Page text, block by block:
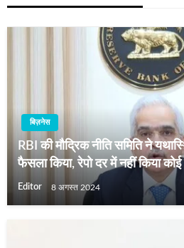
बिज़नेस
RBI की मौद्रिक नीति समिति ने
फैसला किया, रेपो दर में नहीं किया
Editor 8 अगस्त 2024